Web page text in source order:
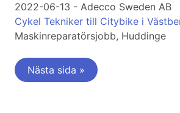
2022-06-13 - Adecco Sweden AB
Cykel Tekniker till Citybike i
Maskinreparatörsjobb, Huddinge
Nästa sida »